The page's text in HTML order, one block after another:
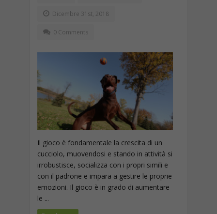
Dicembre 31st, 2018
0 Comments
Il gioco è fondamentale la crescita di un
cucciolo, muovendosi e stando in attività si
irrobustisce, socializza con i propri simili e
con il padrone e impara a gestire le proprie
emozioni. Il gioco è in grado di aumentare
le ...